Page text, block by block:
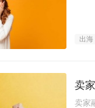
出海
卖
卖家